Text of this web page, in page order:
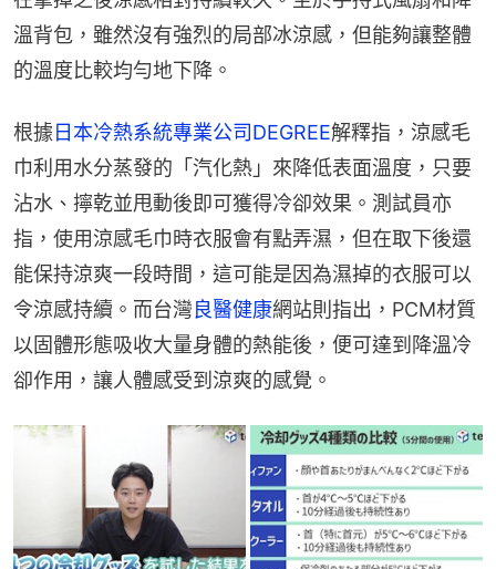
溫背包，雖然沒有強烈的局部冰涼感，但能夠讓整體
的溫度比較均勻地下降。
根據日本冷熱系統專業公司DEGREE解釋指，涼感毛
巾利用水分蒸發的「汽化熱」來降低表面溫度，只要
沾水、擰乾並甩動後即可獲得冷卻效果。測試員亦
指，使用涼感毛巾時衣服會有點弄濕，但在取下後還
能保持涼爽一段時間，這可能是因為濕掉的衣服可以
令涼感持續。而台灣良醫健康網站則指出，PCM材質
以固體形態吸收大量身體的熱能後，便可達到降溫冷
卻作用，讓人體感受到涼爽的感覺。